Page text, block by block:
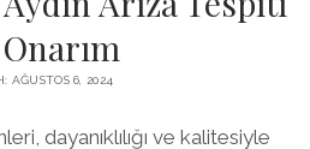
TAKIPÇI ARTTIRMA
AĞUSTOS 6, 2024
dayanıklılığı ve kalitesiyle